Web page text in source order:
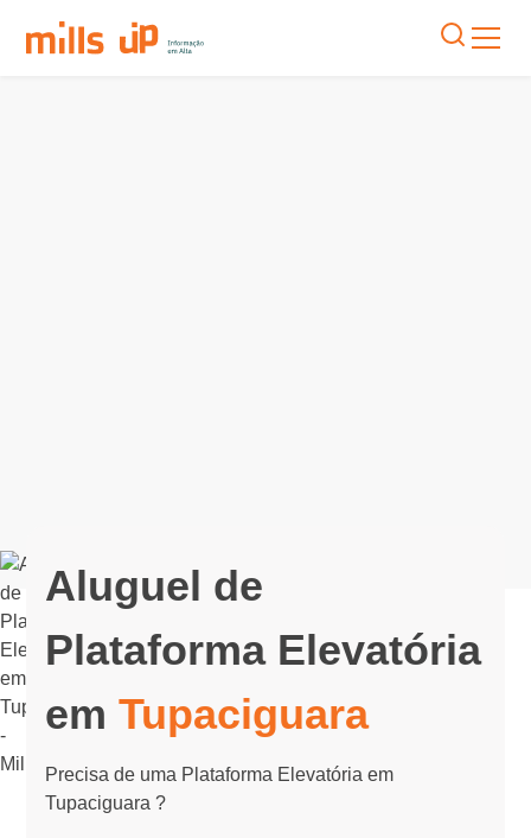
Aluguel de
Plataforma Elevatória
emTupaciguara
Precisa de uma Plataforma Elevatória em
Tupaciguara ?